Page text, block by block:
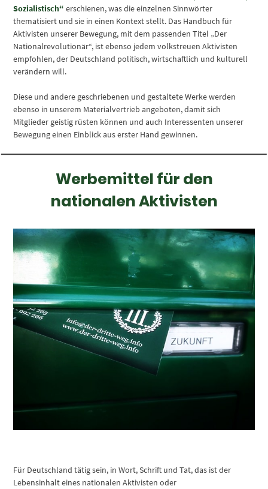
Sozialistisch“ erschienen, was die einzelnen Sinnwörter
thematisiert und sie in einen Kontext stellt. Das Handbuch für
Aktivisten unserer Bewegung, mit dem passenden Titel „Der
Nationalrevolutionär“, ist ebenso jedem volkstreuen Aktivisten
empfohlen, der Deutschland politisch, wirtschaftlich und kulturell
verändern will.
Diese und andere geschriebenen und gestaltete Werke werden
ebenso in unserem Materialvertrieb angeboten, damit sich
Mitglieder geistig rüsten können und auch Interessenten unserer
Bewegung einen Einblick aus erster Hand gewinnen.
Werbemittel für den
nationalen Aktivisten
Für Deutschland tätig sein, in Wort, Schrift und Tat, das ist der
Lebensinhalt eines nationalen Aktivisten oder